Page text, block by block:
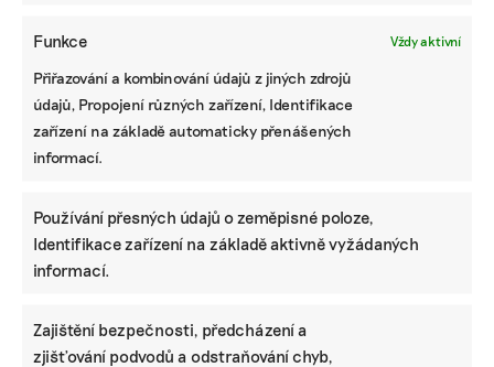
Funkce Vždy aktivní
Přiřazování a kombinování údajů z jiných zdrojů
údajů, Propojení různých zařízení, Identifikace
zařízení na základě automaticky přenášených
informací.
Používání přesných údajů o zeměpisné poloze,
Identifikace zařízení na základě aktivně vyžádaných
informací.
Zajištění bezpečnosti, předcházení a
zjišťování podvodů a odstraňování chyb,
PRÁCE, KTERÁ ZLEPŠÍ SVĚT